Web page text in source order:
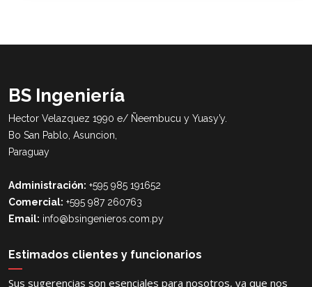
BS Ingeniería
Hector Velazquez 1990 e/ Ñeembucu y Yuasy’y.
Bo San Pablo, Asuncion,
Paraguay
Administración: +595 985 191652
Comercial: +595 987 260763
Email: info@bsingenieros.com.py
Estimados clientes y funcionarios
Sus sugerencias son esenciales para nosotros, ya que nos